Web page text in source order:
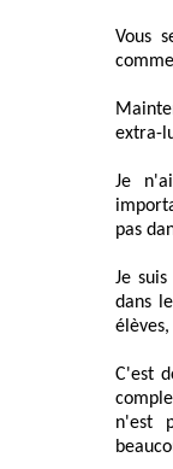
Vous
extra-
Je
pas
Je
dans
C'est
n'est